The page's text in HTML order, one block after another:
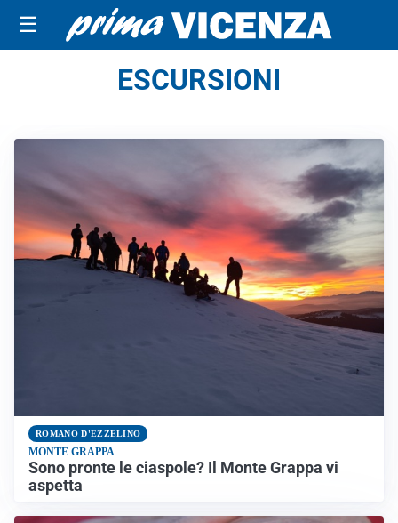
☰
ESCURSIONI
ROMANO D'EZZELINO
MONTE GRAPPA
Sono pronte le ciaspole? Il Monte Grappa vi
aspetta